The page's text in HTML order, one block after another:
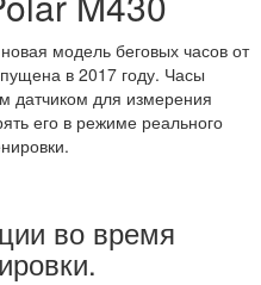
модель беговых часов от
в 2017 году. Часы
датчиком для измерения
его в режиме реального
во время